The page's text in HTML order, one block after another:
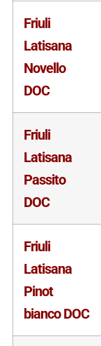
Friuli
Latisana
Novello
DOC
Friuli
Latisana
Passito
DOC
Friuli
Latisana
Pinot
bianco DOC